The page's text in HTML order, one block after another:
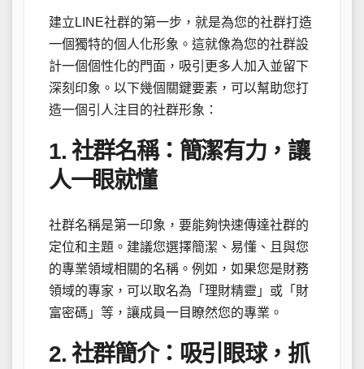
建立LINE社群的第一步，就是為您的社群打造
一個獨特的個人化形象。這就像為您的社群設
計一個個性化的門面，吸引更多人加入並留下
深刻印象。以下幾個關鍵要素，可以幫助您打
造一個引人注目的社群形象：
1. 社群名稱：簡潔有力，讓
人一眼就懂
社群名稱是第一印象，要能夠快速傳達社群的
定位和主題。建議您選擇簡潔、易懂、且與您
的專業領域相關的名稱。例如，如果您是財務
領域的專家，可以取名為「理財精靈」或「財
富密碼」等，讓成員一目瞭然您的專業。
2. 社群簡介：吸引眼球，抓